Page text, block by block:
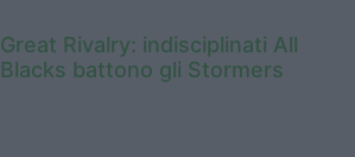
Great Rivalry: indisciplinati All
Blacks battono gli Stormers